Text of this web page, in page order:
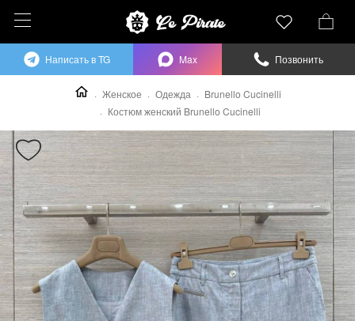
Женское Одежда
Brunello Cucinelli
Костюм женский Brunello Cucinelli
Написать в TG Max Позвонить